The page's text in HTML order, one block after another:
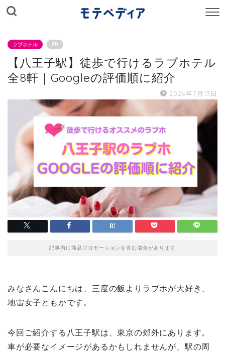
ラブホテル PR
【八王子駅】徒歩で行けるラブホテル
全8軒｜Googleの評価順に紹介
2026年7月13日
記事内に商品プロモーションを含む場合があります
みなさんこんにちは、三度の飯よりラブホが大好き、
地雷女子ともかです。
今回ご紹介する八王子駅は、東京の郊外にあります。
車が必要なイメージがあるかもしれませんが、駅の周